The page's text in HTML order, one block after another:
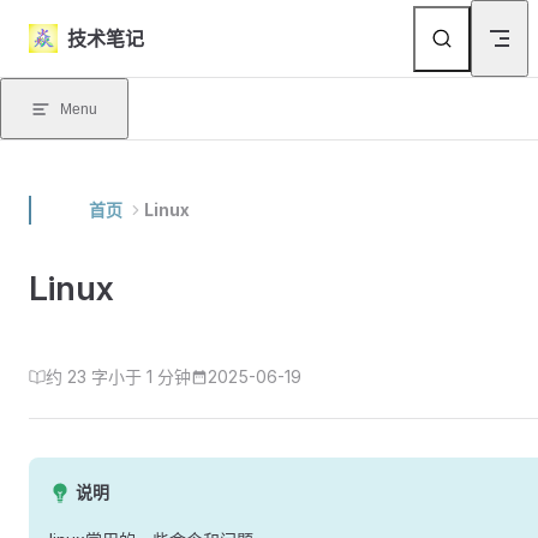
Skip to content
技术笔记
Menu
首页 Linux
Linux
约 23 字小于 1 分钟 2025-06-19
说明